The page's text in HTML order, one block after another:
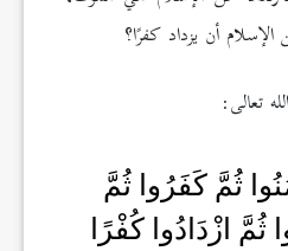
أن يزداد كفرًا؟
تعالى:
ثُمَّ كَفَرُوا ثُمَّ
ثُمَّ ازْدَادُوا كُفْرًا